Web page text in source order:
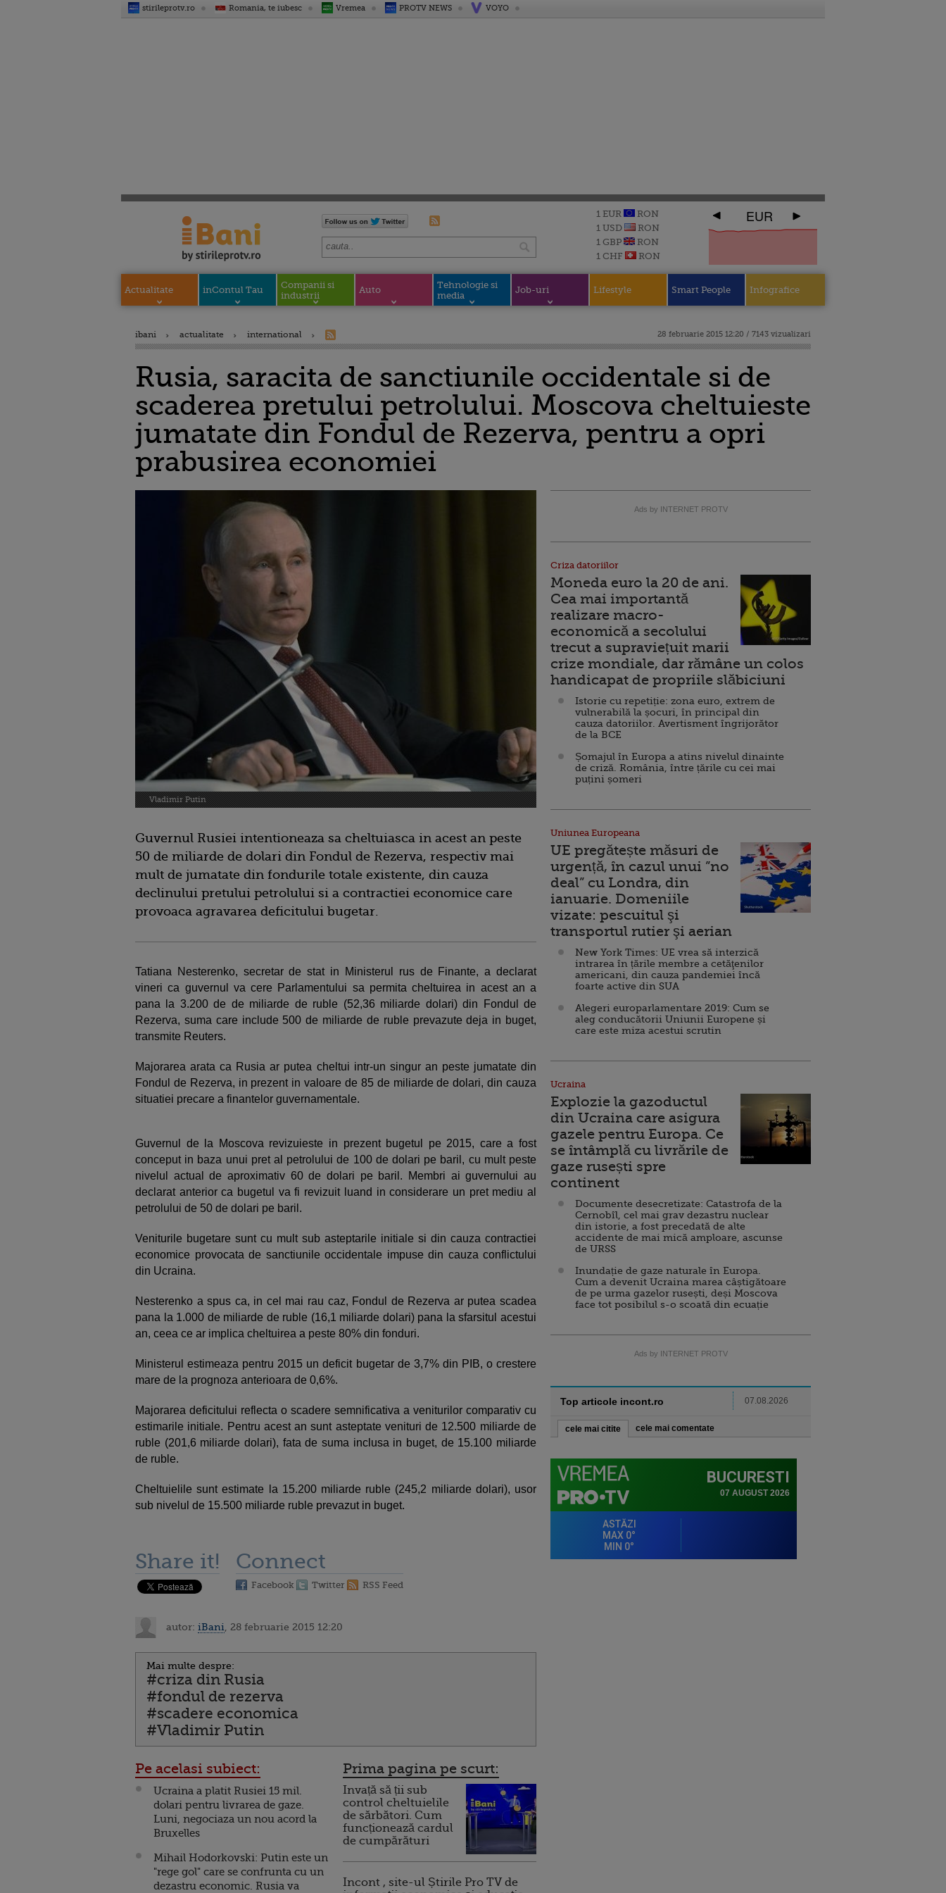
stirileprotv.ro Romania, te iubesc Vremea PROTV NEWS VOYO
1 EUR
RON
1 USD
RON
1 GBP
RON
1 CHF
RON
EUR
Actualitate inContul Tau
Companii si
industrii
Auto
Tehnologie si
media
Job-uri Lifestyle Smart People Infografice
ibani actualitate international 28 februarie 2015 12:20 / 7143 vizualizari
Rusia, saracita de sanctiunile occidentale si de
scaderea pretului petrolului. Moscova cheltuieste
jumatate din Fondul de Rezerva, pentru a opri
prabusirea economiei
Vladimir Putin
Guvernul Rusiei intentioneaza sa cheltuiasca in acest an peste
50 de miliarde de dolari din Fondul de Rezerva, respectiv mai
mult de jumatate din fondurile totale existente, din cauza
declinului pretului petrolului si a contractiei economice care
provoaca agravarea deficitului bugetar.
Tatiana Nesterenko, secretar de stat in Ministerul rus de Finante, a declarat
vineri ca guvernul va cere Parlamentului sa permita cheltuirea in acest an a
pana la 3.200 de de miliarde de ruble (52,36 miliarde dolari) din Fondul de
Rezerva, suma care include 500 de miliarde de ruble prevazute deja in buget,
transmite Reuters.
Majorarea arata ca Rusia ar putea cheltui intr-un singur an peste jumatate din
Fondul de Rezerva, in prezent in valoare de 85 de miliarde de dolari, din cauza
situatiei precare a finantelor guvernamentale.
Guvernul de la Moscova revizuieste in prezent bugetul pe 2015, care a fost
conceput in baza unui pret al petrolului de 100 de dolari pe baril, cu mult peste
nivelul actual de aproximativ 60 de dolari pe baril. Membri ai guvernului au
declarat anterior ca bugetul va fi revizuit luand in considerare un pret mediu al
petrolului de 50 de dolari pe baril.
Veniturile bugetare sunt cu mult sub asteptarile initiale si din cauza contractiei
economice provocata de sanctiunile occidentale impuse din cauza conflictului
din Ucraina.
Nesterenko a spus ca, in cel mai rau caz, Fondul de Rezerva ar putea scadea
pana la 1.000 de miliarde de ruble (16,1 miliarde dolari) pana la sfarsitul acestui
an, ceea ce ar implica cheltuirea a peste 80% din fonduri.
Ministerul estimeaza pentru 2015 un deficit bugetar de 3,7% din PIB, o crestere
mare de la prognoza anterioara de 0,6%.
Majorarea deficitului reflecta o scadere semnificativa a veniturilor comparativ cu
estimarile initiale. Pentru acest an sunt asteptate venituri de 12.500 miliarde de
ruble (201,6 miliarde dolari), fata de suma inclusa in buget, de 15.100 miliarde
de ruble.
Cheltuielile sunt estimate la 15.200 miliarde ruble (245,2 miliarde dolari), usor
sub nivelul de 15.500 miliarde ruble prevazut in buget.
Share it! Connect
Facebook Twitter RSS Feed
autor: iBani , 28 februarie 2015 12:20
Mai multe despre:
#criza din Rusia
#fondul de rezerva
#scadere economica
#Vladimir Putin
Pe acelasi subiect:
Ucraina a platit Rusiei 15 mil.
dolari pentru livrarea de gaze.
Luni, negociaza un nou acord la
Bruxelles
Mihail Hodorkovski: Putin este un
"rege gol" care se confrunta cu un
dezastru economic. Rusia va
Prima pagina pe scurt:
Invață să ții sub
control cheltuielile
de sărbători. Cum
funcționează cardul
de cumpărături
Incont , site-ul Știrile Pro TV de
Ads by INTERNET PROTV
Criza datoriilor
Moneda euro la 20 de ani.
Cea mai importantă
realizare macro-
economică a secolului
trecut a supraviețuit marii
crize mondiale, dar rămâne un colos
handicapat de propriile slăbiciuni
Istorie cu repetiție: zona euro, extrem de
vulnerabilă la șocuri, în principal din
cauza datoriilor. Avertisment îngrijorător
de la BCE
Șomajul în Europa a atins nivelul dinainte
de criză. România, între țările cu cei mai
puțini șomeri
Uniunea Europeana
UE pregătește măsuri de
urgență, în cazul unui ”no
deal” cu Londra, din
ianuarie. Domeniile
vizate: pescuitul şi
transportul rutier şi aerian
New York Times: UE vrea să interzică
intrarea în țările membre a cetăţenilor
americani, din cauza pandemiei încă
foarte active din SUA
Alegeri europarlamentare 2019: Cum se
aleg conducătorii Uniunii Europene și
care este miza acestui scrutin
Ucraina
Explozie la gazoductul
din Ucraina care asigura
gazele pentru Europa. Ce
se întâmplă cu livrările de
gaze rusești spre
continent
Documente desecretizate: Catastrofa de la
Cernobîl, cel mai grav dezastru nuclear
din istorie, a fost precedată de alte
accidente de mai mică amploare, ascunse
de URSS
Inundație de gaze naturale în Europa.
Cum a devenit Ucraina marea câștigătoare
de pe urma gazelor rusești, deși Moscova
face tot posibilul s-o scoată din ecuație
Ads by INTERNET PROTV
Top articole incont.ro 07.08.2026
cele mai citite cele mai comentate